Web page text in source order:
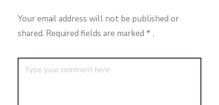
Your email address will not be published or
shared. Required fields are marked * .